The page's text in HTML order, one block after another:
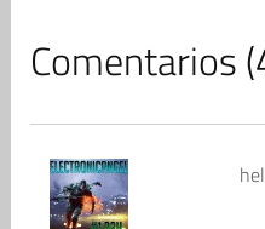
Comentarios